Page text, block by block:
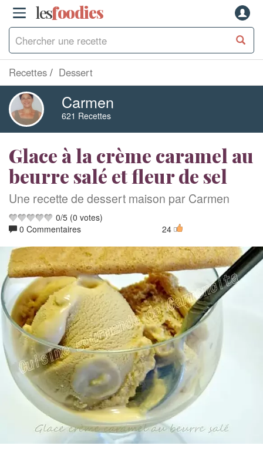
lesfoodies
Recettes Dessert
Carmen
621 Recettes
Glace à la crème caramel au
beurre salé et fleur de sel
Une recette de dessert maison par Carmen
0/5 (0 votes)
0 Commentaires
24